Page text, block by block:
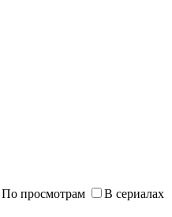
По просмотрам В сериалах